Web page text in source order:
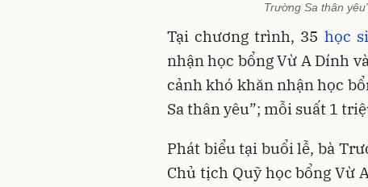
Trường Sa thân
Tại chương trình, 35 học
nhận học bổng Vừ A Dính
cảnh khó khăn nhận học
Sa thân yêu”; mỗi suất 1
Phát biểu tại buổi lễ, bà
Chủ tịch Quỹ học bổng Vừ